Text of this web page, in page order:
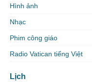
Hình ảnh
Nhạc
Phim công giáo
Radio Vatican tiếng Việt
Lịch